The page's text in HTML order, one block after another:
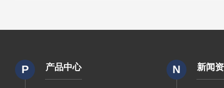
P 产品中心 N 新闻